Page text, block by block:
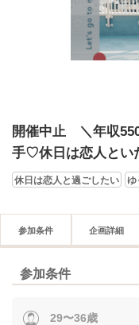
開催中止 ＼年収
手♡休日は恋人とい
休日は恋人と過ごしたい ゆ
参加条件 企画詳細
参加条件
29〜36歳